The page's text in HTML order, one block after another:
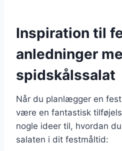
Inspiration til
anledninger
spidskålssalat
Når du planlægger en
være en fantastisk
nogle ideer til, hvordan
salaten i dit festmåltid: